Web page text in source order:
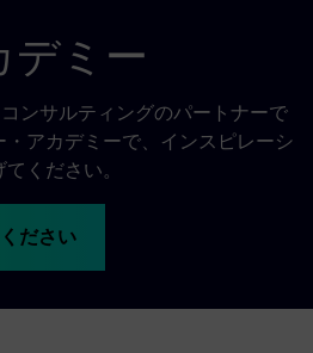
デミー
ンサルティングのパートナーで
アカデミーで、インスピレーシ
ください。
ださい